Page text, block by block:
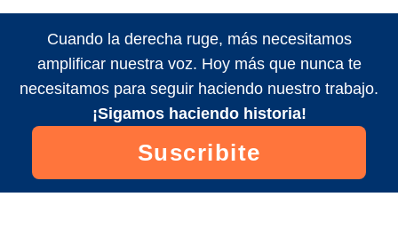
Cuando la derecha ruge, más necesitamos
amplificar nuestra voz. Hoy más que nunca te
necesitamos para seguir haciendo nuestro trabajo.
¡Sigamos haciendo historia!
Suscribite